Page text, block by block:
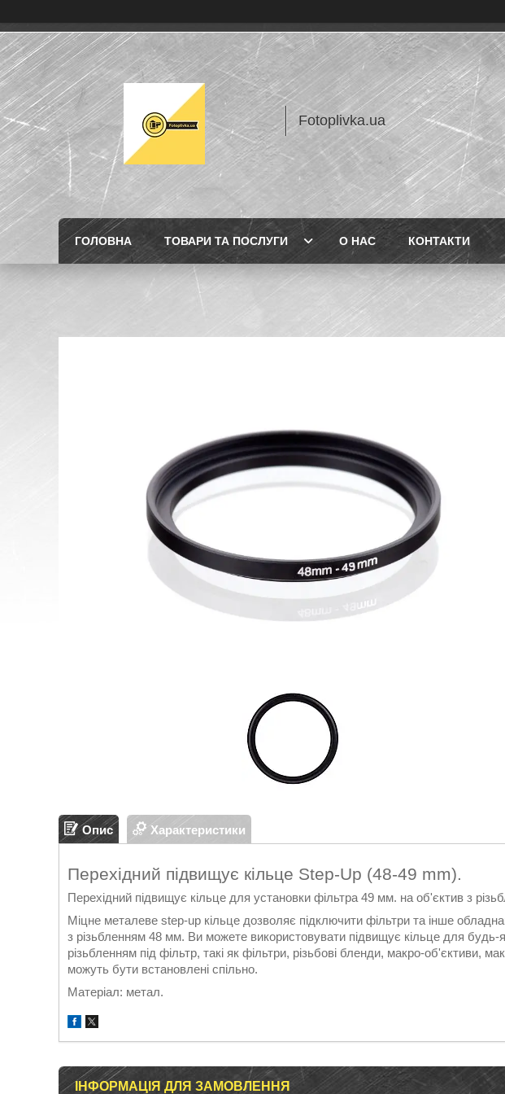
Fotoplivka.ua
ГОЛОВНА ТОВАРИ ТА ПОСЛУГИ О НАС КОНТАКТИ
Опис Характеристики
Перехідний підвищує кільце Step-Up (48-49 mm).
Перехідний підвищує кільце для установки фільтра 49 мм. на об'єктив з
Міцне металеве step-up кільце дозволяє підключити фільтри та інше
з різьбленням 48 мм. Ви можете використовувати підвищує кільце для будь-
різьбленням під фільтр, такі як фільтри, різьбові бленди, макро-об'єктиви,
можуть бути встановлені спільно.
Матеріал: метал.
ІНФОРМАЦІЯ ДЛЯ ЗАМОВЛЕННЯ